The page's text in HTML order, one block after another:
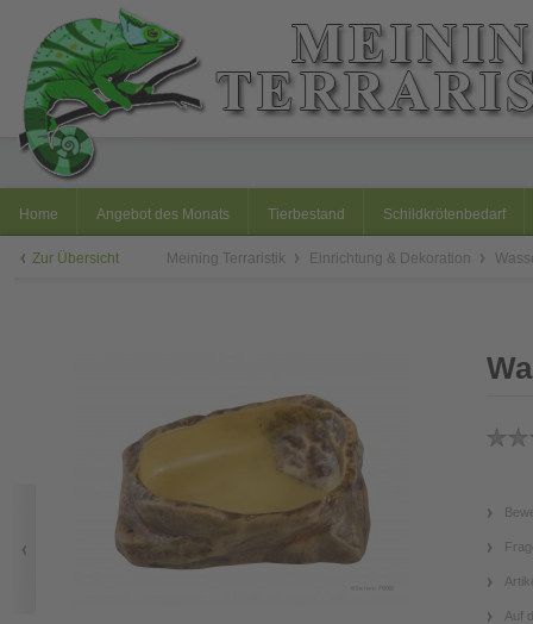
Home Angebot des Monats Tierbestand Schildkrötenbedarf
Zur Übersicht Meining Terraristik Einrichtung & Dekoration
Auf